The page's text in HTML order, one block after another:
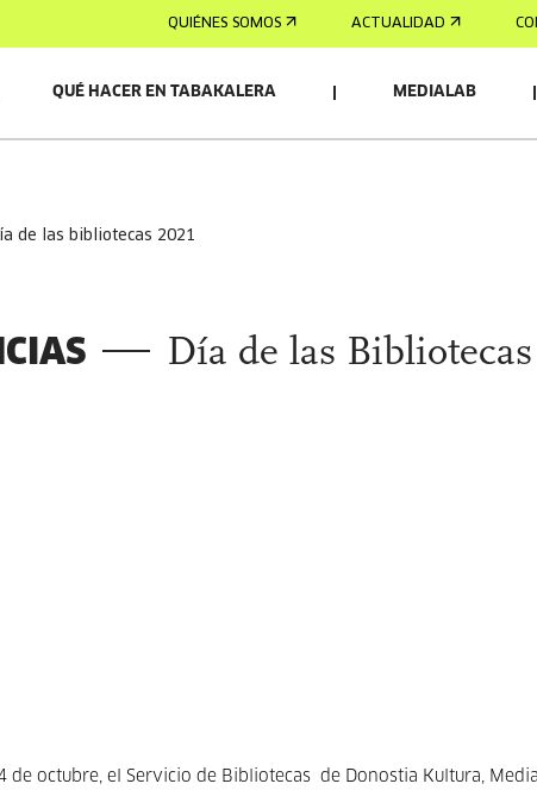
QUIÉNES SOMOS ACTUALIDAD
QUÉ HACER EN TABAKALERA MEDIALAB
día de las bibliotecas 2021
Día de las Bibliotecas
de octubre, el Servicio de Bibliotecas de Donostia Kultura,